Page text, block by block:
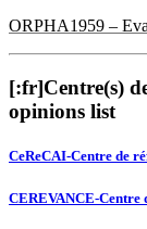
ORPHA1959 –
[:fr]Centre(s)
opinions list
CeReCAI-Centre de
CEREVANCE-Centre